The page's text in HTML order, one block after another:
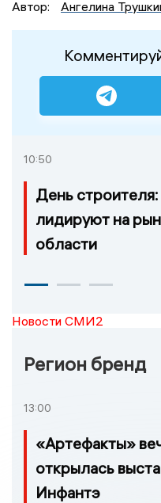
Автор:
Ангелина
10:50
День
лидируют на
области
Новости СМИ2
Регион бренд
13:00
«Артефакты»
открылась
Инфантэ